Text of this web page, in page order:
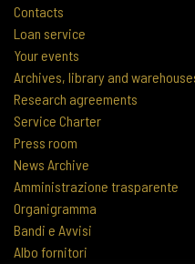
Contacts
Loan service
Your events
Archives, library and
Research agreements
Service Charter
Press room
News Archive
Amministrazione trasparente
Organigramma
Bandi e Avvisi
Albo fornitori